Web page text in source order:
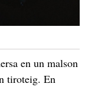
en un malson
tiroteig. En